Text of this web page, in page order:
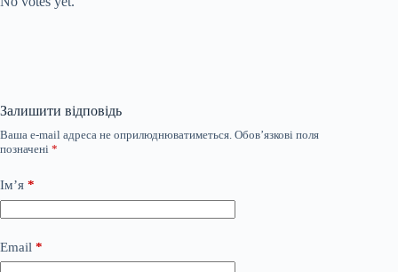
Залишити відповідь
Ваша e-mail адреса не оприлюднюватиметься. Обов’язкові поля
позначені *
Ім’я *
Email *